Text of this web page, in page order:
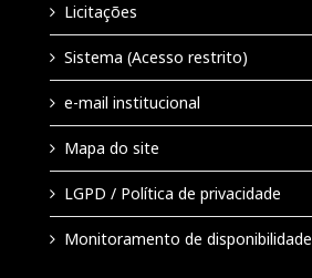
Licitações
Sistema (Acesso restrito)
e-mail institucional
Mapa do site
LGPD / Política de privacidade
Monitoramento de disponibilidade